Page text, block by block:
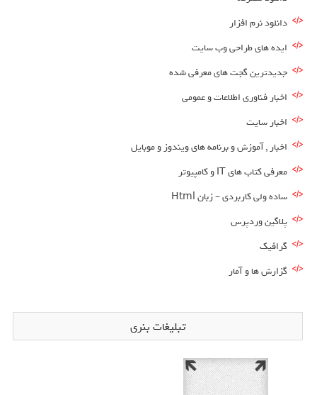
دانلود نرم افزار
ایده های طراحی وب سایت
جدیدترین گجت های معرفی شده
اخبار فناوری اطلاعات و عمومی
اخبار سایت
اخبار , آموزش و برنامه های ویندوز و موبایل
معرفی کتاب های IT و کامپیوتر
ساده ولی کاربردی – زبان Html
پلاگین وردپرس
گرافیک
گزارش ها و آمار
تبلیغات بنری